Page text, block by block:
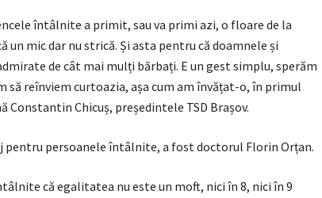
întâlnite a primit, sau va primi azi, o floare de la
un mic dar nu strică. Și asta pentru că doamnele și
de cât mai mulți bărbați. E un gest simplu, sperăm
să reînviem curtoazia, așa cum am învățat-o, în primul
Constantin Chicuș, președintele TSD Brașov.
pentru persoanele întâlnite, a fost doctorul Florin Orțan.
că egalitatea nu este un moft, nici în 8, nici în 9